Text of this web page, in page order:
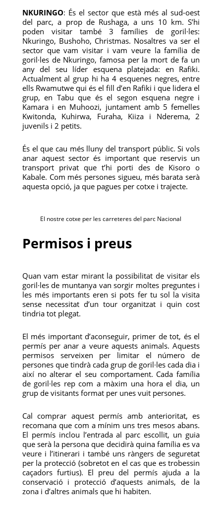
NKURINGO: És el sector que està més al sud-oest
del parc, a prop de Rushaga, a uns 10 km. S’hi
poden visitar també 3 famílies de goril·les:
Nkuringo, Bushoho, Christmas. Nosaltres va ser el
sector que vam visitar i vam veure la família de
goril·les de Nkuringo, famosa per la mort de fa un
any del seu líder esquena platejada: en Rafiki.
Actualment al grup hi ha 4 esquenes negres, entre
ells Rwamutwe qui és el fill d’en Rafiki i que lidera el
grup, en Tabu que és el segon esquena negre i
Kamara i en Muhoozi, juntament amb 5 femelles
Kwitonda, Kuhirwa, Furaha, Kiiza i Nderema, 2
juvenils i 2 petits.
És el que cau més lluny del transport públic. Si vols
anar aquest sector és important que reservis un
transport privat que t’hi porti des de Kisoro o
Kabale. Com més persones sigueu, més barata serà
aquesta opció, ja que pagues per cotxe i trajecte.
El nostre cotxe per les carreteres del parc Nacional
Permisos i preus
Quan vam estar mirant la possibilitat de visitar els
goril·les de muntanya van sorgir moltes preguntes i
les més importants eren si pots fer tu sol la visita
sense necessitat d’un tour organitzat i quin cost
tindria tot plegat.
El més important d’aconseguir, primer de tot, és el
permís per anar a veure aquests animals. Aquests
permisos serveixen per limitar el número de
persones que tindrà cada grup de goril·les cada dia i
així no alterar el seu comportament. Cada família
de goril·les rep com a màxim una hora el dia, un
grup de visitants format per unes vuit persones.
Cal comprar aquest permís amb anterioritat, es
recomana que com a mínim uns tres mesos abans.
El permís inclou l’entrada al parc escollit, un guia
que serà la persona que decidirà quina família es va
veure i l’itinerari i també uns ràngers de seguretat
per la protecció (sobretot en el cas que es trobessin
caçadors furtius). El preu del permís ajuda a la
conservació i protecció d’aquests animals, de la
zona i d’altres animals que hi habiten.